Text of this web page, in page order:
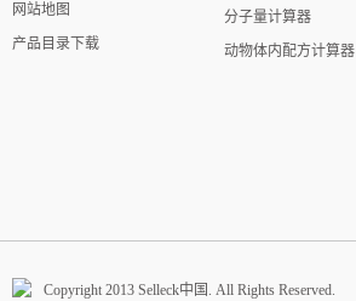
网站地图
产品目录下载
分子量计算器
动物体内配方计算器
Copyright 2013 Selleck中国. All Rights Reserved.